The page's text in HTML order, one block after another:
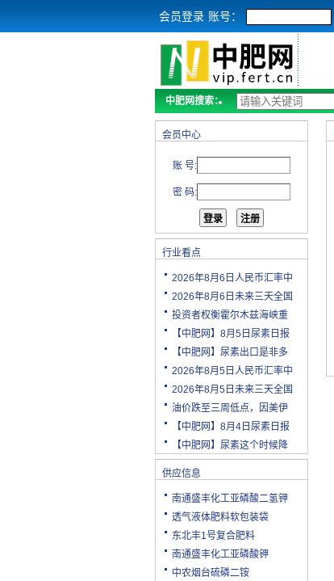
会员登录 账号：
中肥网搜索：
会员中心
账 号:
密 码:
行业看点
2026年8月6日人民币汇率中
2026年8月6日未来三天全国
投资者权衡霍尔木兹海峡重
【中肥网】8月5日尿素日报
【中肥网】尿素出口是非多
2026年8月5日人民币汇率中
2026年8月5日未来三天全国
油价跌至三周低点，因美伊
【中肥网】8月4日尿素日报
【中肥网】尿素这个时候降
供应信息
南通盛丰化工亚磷酸二氢钾
透气液体肥料软包装袋
东北丰1号复合肥料
南通盛丰化工亚磷酸钾
中农烟台硫磷二铵